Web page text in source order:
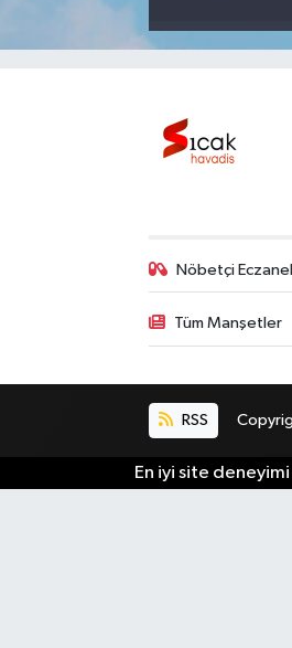
Nöbetçi
Tüm Manşetler
RSS
En iyi site